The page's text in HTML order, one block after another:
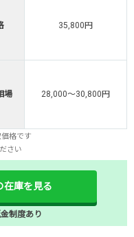
35,800円
場 28,000～30,800円
格です
さい
在庫を見る
制度あり